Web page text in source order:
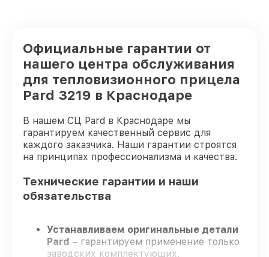
Официальные гарантии от
нашего центра обслуживания
для тепловизионного прицела
Pard 3219 в Краснодаре
В нашем СЦ Pard в Краснодаре мы
гарантируем качественный сервис для
каждого заказчика. Наши гарантии строятся
на принципах профессионализма и качества.
Технические гарантии и наши
обязательства
Устанавливаем оригинальные детали
Pard – гарантируем применение только
заводских комплектующих.